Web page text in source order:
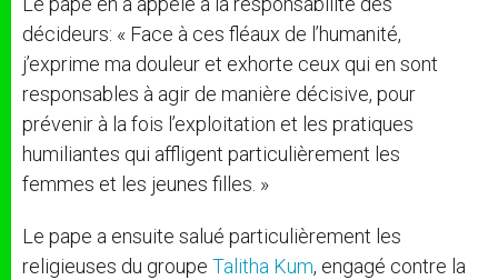
décideurs: « Face à ces fléaux de l’humanité,
j’exprime ma douleur et exhorte ceux qui en sont
responsables à agir de manière décisive, pour
prévenir à la fois l’exploitation et les pratiques
humiliantes qui affligent particulièrement les
femmes et les jeunes filles. »
Le pape a ensuite salué particulièrement les
religieuses du groupe Talitha Kum, engagé contre la